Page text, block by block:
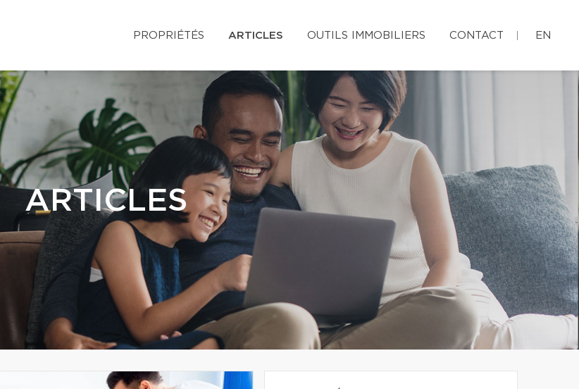
PROPRIÉTÉS ARTICLES OUTILS IMMOBILIERS CONTACT EN
ARTICLES